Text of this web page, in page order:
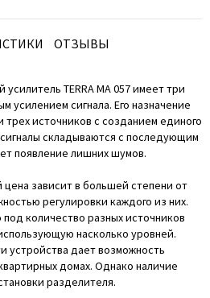
ОТЗЫВЫ
TERRA MA 057 имеет три
усилением сигнала. Его назначение
источников с созданием единого
складываются с последующим
появление лишних шумов.
цена зависит в большей степени от
регулировки каждого из них.
количество разных источников
насколько уровней.
устройства дает возможность
домах. Однако наличие
разделителя.